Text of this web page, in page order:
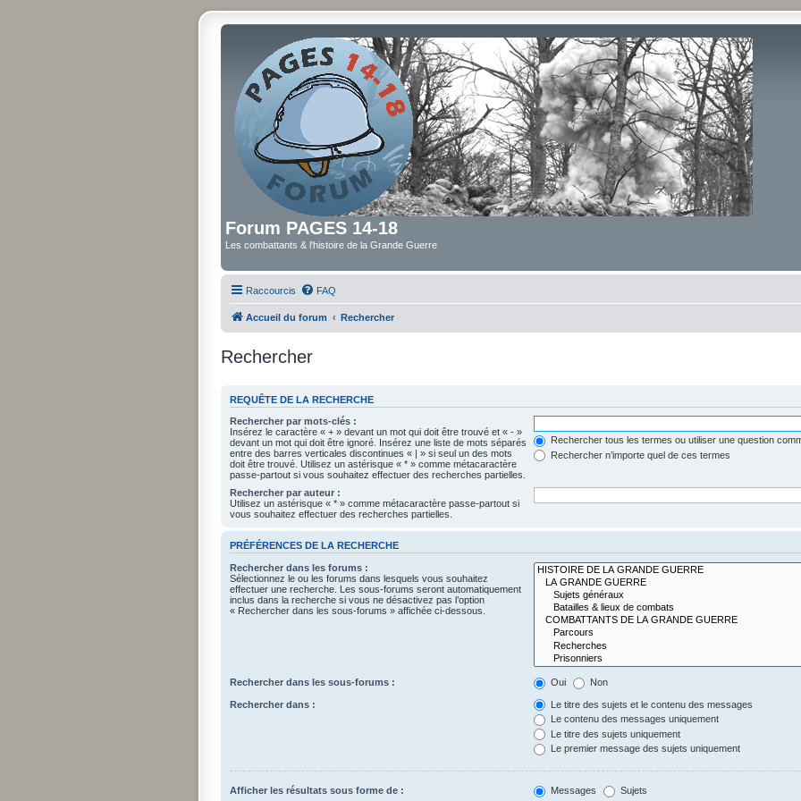
Forum PAGES 14-18
Les combattants & l'histoire de la Grande Guerre
Raccourcis FAQ
Accueil du forum Rechercher
Rechercher
REQUÊTE DE LA RECHERCHE
Rechercher par mots-clés :
Insérez le caractère « + » devant un mot qui doit être trouvé et « - »
devant un mot qui doit être ignoré. Insérez une liste de mots séparés
entre des barres verticales discontinues « | » si seul un des mots
doit être trouvé. Utilisez un astérisque « * » comme métacaractère
passe-partout si vous souhaitez effectuer des recherches partielles.
Rechercher tous les termes ou utiliser une question
Rechercher n’importe quel de ces termes
Rechercher par auteur :
Utilisez un astérisque « * » comme métacaractère passe-partout si
vous souhaitez effectuer des recherches partielles.
PRÉFÉRENCES DE LA RECHERCHE
Rechercher dans les forums :
Sélectionnez le ou les forums dans lesquels vous souhaitez
effectuer une recherche. Les sous-forums seront automatiquement
inclus dans la recherche si vous ne désactivez pas l’option
« Rechercher dans les sous-forums » affichée ci-dessous.
Rechercher dans les sous-forums : Oui Non
Rechercher dans :
Le titre des sujets et le contenu des messages
Le contenu des messages uniquement
Le titre des sujets uniquement
Le premier message des sujets uniquement
Afficher les résultats sous forme de : Messages Sujets